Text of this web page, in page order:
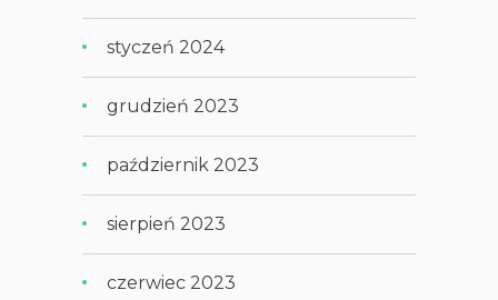
styczeń 2024
grudzień 2023
październik 2023
sierpień 2023
czerwiec 2023